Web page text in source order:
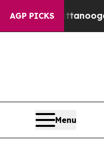
AGP PICKS
in Chattanooga.
Menu